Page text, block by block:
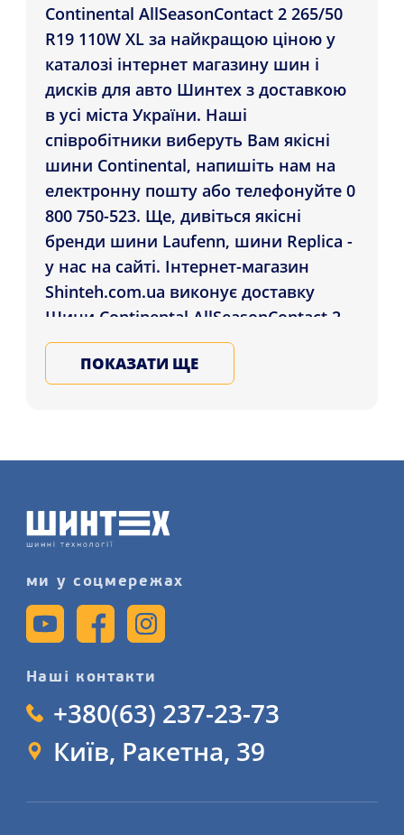
Continental AllSeasonContact 2 265/50
R19 110W XL за найкращою ціною у
каталозі інтернет магазину шин і
дисків для авто Шинтех з доставкою
в усі міста України. Наші
співробітники виберуть Вам якісні
шини Continental, напишіть нам на
електронну пошту або телефонуйте 0
800 750-523. Ще, дивіться якісні
бренди шини Laufenn, шини Replica -
у нас на сайті. Інтернет-магазин
Shinteh.com.ua виконує доставку
Шини Continental AllSeasonContact 2
265/50 R19 110W XL у міста як:
Маріуполь, Полтава, Запоріжжя і в ін.
ПОКАЗАТИ ЩЕ
ми у соцмережах
Наші контакти
+380(63) 237-23-73
Київ, Ракетна, 39